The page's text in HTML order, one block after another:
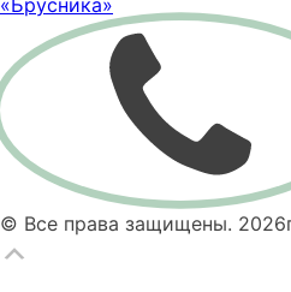
© Все права защищены.